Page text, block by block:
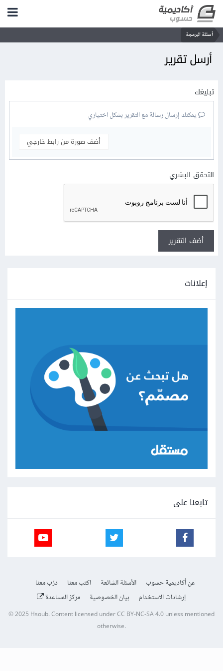
أسئلة البرمجة
أرسل تقرير
تبليغك
يمكنك إرسال رسالة مع التقرير بشكل اختياري
أضف صورة من رابط خارجي
التحقق البشري
أضف التقرير
إعلانات
تابعنا على
عن أكاديمية حسوب الأسئلة الشائعة اكتب معنا
درّب معنا
إرشادات الاستخدام
بيان الخصوصية مركز المساعدة
© 2025 Hsoub.Content licensed underCC BY-NC-SA 4.0unless mentioned
otherwise.